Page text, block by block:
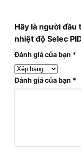
Hãy là người đầu
nhiệt độ Selec
Đánh giá của bạn *
Đánh giá của bạn *